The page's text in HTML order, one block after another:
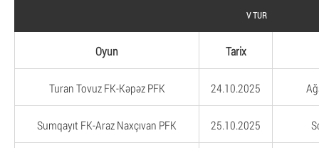
V TUR
Oyun Tarix
Turan Tovuz FK-Kəpəz PFK 24.10.2025
Sumqayıt FK-Araz Naxçıvan PFK 25.10.2025